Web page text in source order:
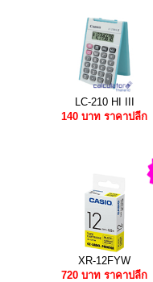
LC-210 HI III
140 บาท ราคาปลีก
XR-12FYW
720 บาท ราคาปลีก